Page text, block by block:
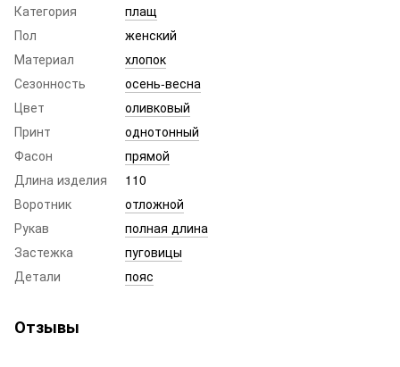
Категория
плащ
Пол
женский
Материал
хлопок
Сезонность
осень-весна
Цвет
оливковый
Принт
однотонный
Фасон
прямой
Длина изделия
110
Воротник
отложной
Рукав
полная длина
Застежка
пуговицы
Детали
пояс
Отзывы